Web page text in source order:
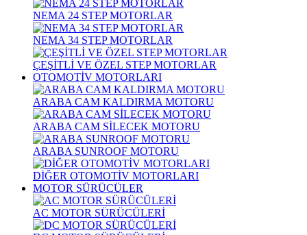
NEMA 24 STEP MOTORLAR
NEMA 34 STEP MOTORLAR
ÇEŞİTLİ VE ÖZEL STEP MOTORLAR
OTOMOTİV MOTORLARI
ARABA CAM KALDIRMA MOTORU
ARABA CAM SİLECEK MOTORU
ARABA SUNROOF MOTORU
DİĞER OTOMOTİV MOTORLARI
MOTOR SÜRÜCÜLER
AC MOTOR SÜRÜCÜLERİ